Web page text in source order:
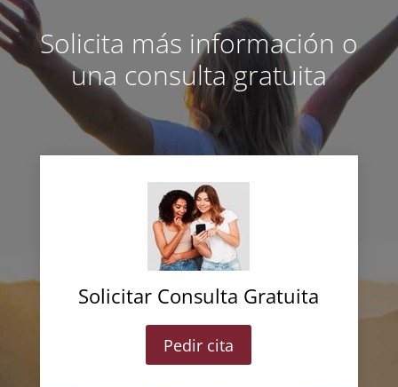
Solicita más información o
una consulta gratuita
Solicitar Consulta Gratuita
Pedir cita